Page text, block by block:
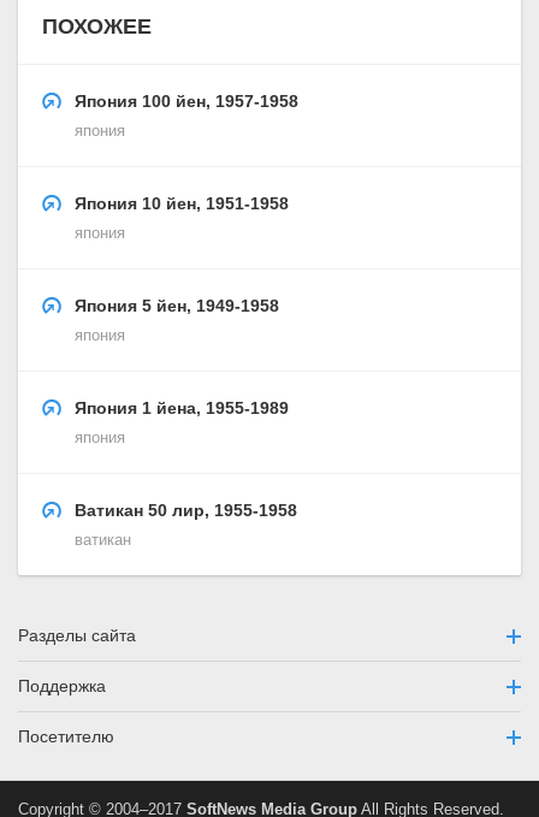
ПОХОЖЕЕ
Япония 100 йен, 1957-1958
япония
Япония 10 йен, 1951-1958
япония
Япония 5 йен, 1949-1958
япония
Япония 1 йена, 1955-1989
япония
Ватикан 50 лир, 1955-1958
ватикан
Разделы сайта
Поддержка
Посетителю
Copyright © 2004–2017 SoftNews Media Group All Rights Reserved.